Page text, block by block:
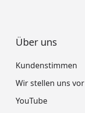
Über uns
Kundenstimmen
Wir stellen uns vor
YouTube